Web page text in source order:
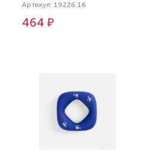
Артикул: 19226.16
464 ₽